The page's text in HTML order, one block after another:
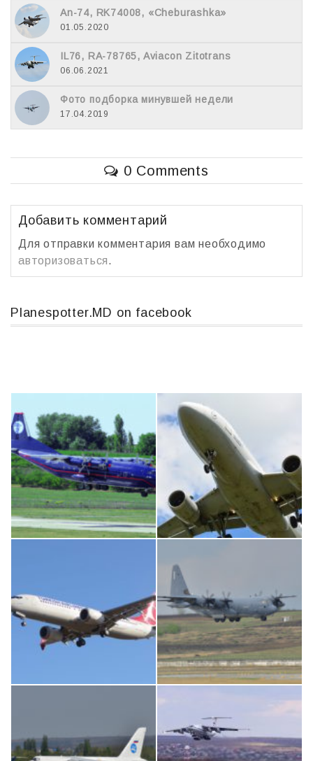
An-74, RK74008, «Cheburashka»
01.05.2020
IL76, RA-78765, Aviacon Zitotrans
06.06.2021
Фото подборка минувшей недели
17.04.2019
0 Comments
Добавить комментарий
Для отправки комментария вам необходимо
авторизоваться.
Planespotter.MD on facebook
Airbus A319-114 D-AILN, Lufthansa, Франкфурт-Кишинев, 24/06/18